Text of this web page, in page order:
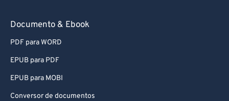
Documento & Ebook
PDF para WORD
EPUB para PDF
EPUB para MOBI
Conversor de documentos